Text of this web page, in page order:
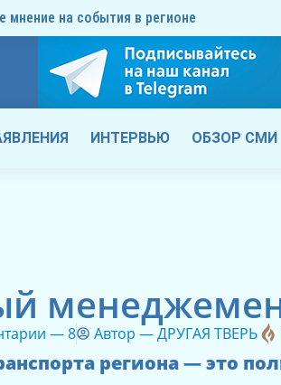
на события в регионе
ИНТЕРВЬЮ ОБЗОР СМИ
—8 Автор —ДРУГАЯ ТВЕРЬ
региона — это